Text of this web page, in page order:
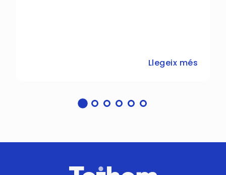
Llegeix més